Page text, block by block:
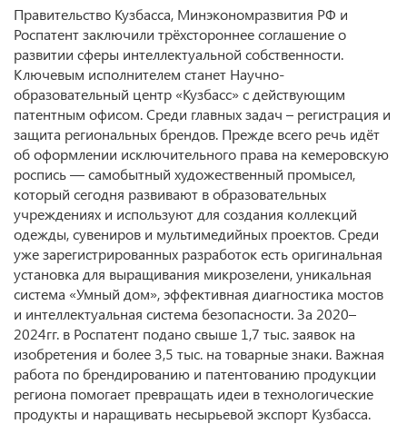
Правительство Кузбасса, Минэкономразвития РФ и
Роспатент заключили трёхстороннее соглашение о
развитии сферы интеллектуальной собственности.
Ключевым исполнителем станет Научно-
образовательный центр «Кузбасс» с действующим
патентным офисом. Среди главных задач – регистрация и
защита региональных брендов. Прежде всего речь идёт
об оформлении исключительного права на кемеровскую
роспись — самобытный художественный промысел,
который сегодня развивают в образовательных
учреждениях и используют для создания коллекций
одежды, сувениров и мультимедийных проектов. Среди
уже зарегистрированных разработок есть оригинальная
установка для выращивания микрозелени, уникальная
система «Умный дом», эффективная диагностика мостов
и интеллектуальная система безопасности. За 2020–
2024гг. в Роспатент подано свыше 1,7 тыс. заявок на
изобретения и более 3,5 тыс. на товарные знаки. Важная
работа по брендированию и патентованию продукции
региона помогает превращать идеи в технологические
продукты и наращивать несырьевой экспорт Кузбасса.